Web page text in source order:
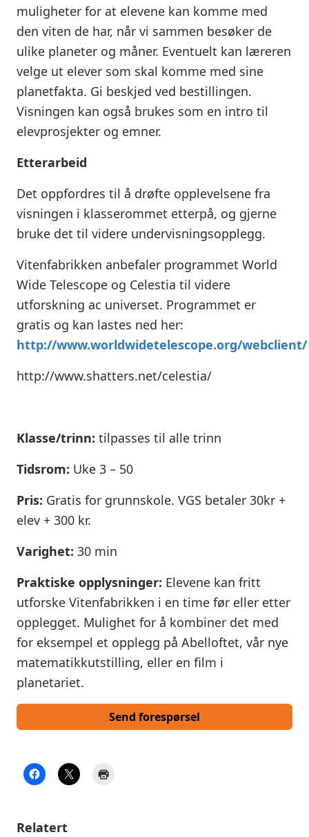
muligheter for at elevene kan komme med
den viten de har, når vi sammen besøker de
ulike planeter og måner. Eventuelt kan læreren
velge ut elever som skal komme med sine
planetfakta. Gi beskjed ved bestillingen.
Visningen kan også brukes som en intro til
elevprosjekter og emner.
Etterarbeid
Det oppfordres til å drøfte opplevelsene fra
visningen i klasserommet etterpå, og gjerne
bruke det til videre undervisningsopplegg.
Vitenfabrikken anbefaler programmet World
Wide Telescope og Celestia til videre
utforskning ac universet. Programmet er
gratis og kan lastes ned her:
http://www.worldwidetelescope.org/webclient/
http://www.shatters.net/celestia/
Klasse/trinn: tilpasses til alle trinn
Tidsrom: Uke 3 – 50
Pris: Gratis for grunnskole. VGS betaler 30kr +
elev + 300 kr.
Varighet: 30 min
Praktiske opplysninger: Elevene kan fritt
utforske Vitenfabrikken i en time før eller etter
opplegget. Mulighet for å kombiner det med
for eksempel et opplegg på Abelloftet, vår nye
matematikkutstilling, eller en film i
planetariet.
Send forespørsel
Relatert